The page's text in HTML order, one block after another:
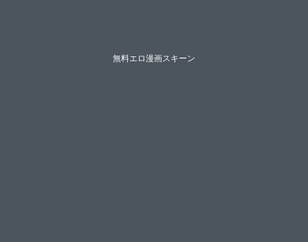
無料エロ漫画スキーン